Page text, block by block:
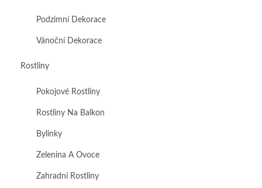
Podzimní Dekorace
Vánoční Dekorace
Rostliny
Pokojové Rostliny
Rostliny Na Balkon
Bylinky
Zelenina A Ovoce
Zahradní Rostliny